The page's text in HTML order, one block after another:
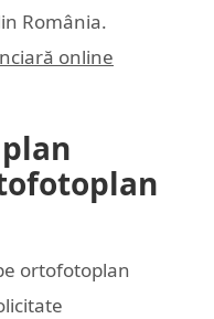
România.
online
ortofotoplan